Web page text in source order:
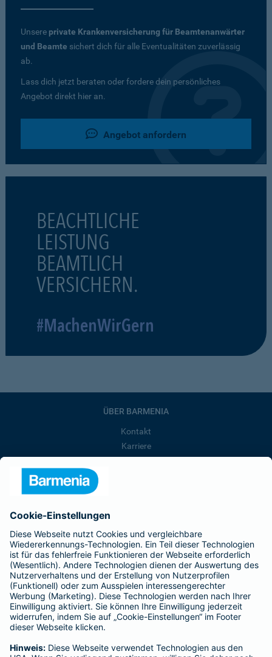
Unsere private Krankenversicherung für Beamtenanwärter
und Beamte sichert dich für alle Eventualitäten zuverlässig
ab.
Lass dich jetzt beraten oder fordere dein persönliches
Angebot direkt hier an.
Angebot anfordern
BEACHTLICHE
LEISTUNG
BEAMTLICH
VERSICHERN.
#MachenWirGern
ÜBER BARMENIA
Kontakt
Karriere
Barmenia ist Teil der BarmeniaGothaer
BELIEBTE SEITEN
Kranken-Zusatzversicherung
Tierversicherungen
Haftpflichtversicherung
Hausratversicherung